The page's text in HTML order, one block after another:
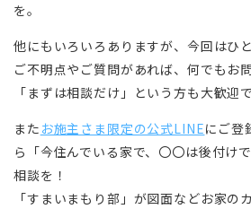
を。
他にもいろいろありますが、今回はひ
ご不明点やご質問があれば、何でもお
「まずは相談だけ」という方も大歓迎で
また お施主さま限定の公式LINEにご登
ら「今住んでいる家で、〇〇は後付け
相談を！
「すまいまもり部」が図面などお家の